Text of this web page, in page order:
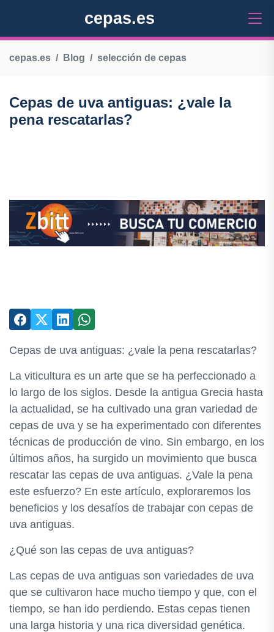
cepas.es
cepas.es Blog selección de cepas
Cepas de uva antiguas: ¿vale la
pena rescatarlas?
Cepas de uva antiguas: ¿vale la pena rescatarlas?
La viticultura es un arte que se ha perfeccionado a
lo largo de los siglos. Desde la antigua Grecia hasta
la actualidad, se ha cultivado una gran variedad de
cepas de uva y se ha experimentado con diferentes
técnicas de producción de vino. Sin embargo, en los
últimos años, ha surgido un movimiento que busca
rescatar las cepas de uva antiguas. ¿Vale la pena
este esfuerzo? En este artículo, exploraremos los
beneficios y los desafíos de trabajar con cepas de
uva antiguas.
¿Qué son las cepas de uva antiguas?
Las cepas de uva antiguas son variedades de uva
que se cultivaron hace mucho tiempo y que, con el
tiempo, se han ido perdiendo. Estas cepas tienen
una larga historia y una rica diversidad genética.